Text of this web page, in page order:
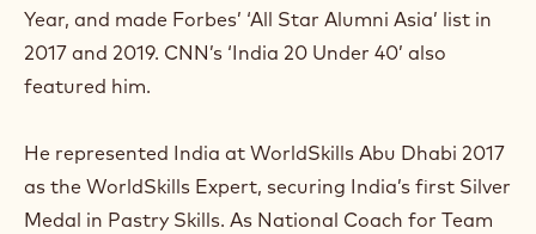
i
n
Year, and made Forbes’ ‘All Star Alumni Asia’ list in
2017 and 2019. CNN’s ‘India 20 Under 40’ also
featured him.
He represented India at WorldSkills Abu Dhabi 2017
as the WorldSkills Expert, securing India’s first Silver
Medal in Pastry Skills. As National Coach for Team